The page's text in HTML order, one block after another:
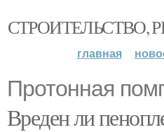
СТРОИТЕЛЬСТВО,
главная
Протонная
Вреден ли